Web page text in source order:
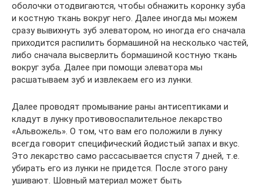
оболочки отодвигаются, чтобы обнажить коронку зуба
и костную ткань вокруг него. Далее иногда мы можем
сразу вывихнуть зуб элеватором, но иногда его сначала
приходится распилить бормашиной на несколько частей,
либо сначала высверлить бормашиной костную ткань
вокруг зуба. Далее при помощи элеватора мы
расшатываем зуб и извлекаем его из лунки.
Далее проводят промывание раны антисептиками и
кладут в лунку противовоспалительное лекарство
«Альвожель». О том, что вам его положили в лунку
всегда говорит специфический йодистый запах и вкус.
Это лекарство само рассасывается спустя 7 дней, т.е.
убирать его из лунки не придется. После этого рану
ушивают. Шовный материал может быть